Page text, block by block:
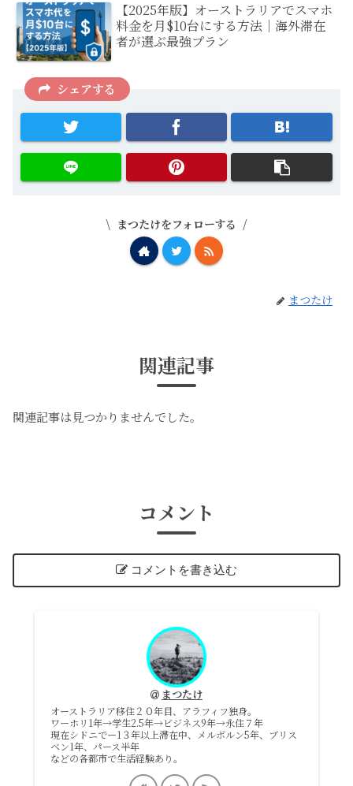
【2025年版】オーストラリアでスマホ
料金を月$10台にする方法｜海外滞在
者が選ぶ最強プラン
シェアする
まつたけをフォローする
まつたけ
関連記事
関連記事は見つかりませんでした。
コメント
コメントを書き込む
まつたけ
オーストラリア移住２０年目、アラフィフ独身。
ワーホリ1年→学生2.5年→ビジネス9年→永住７年
現在シドニでー1３年以上滞在中、メルボルン5年、ブリス
ベン1年、パース半年
などの各都市で生活経験あり。